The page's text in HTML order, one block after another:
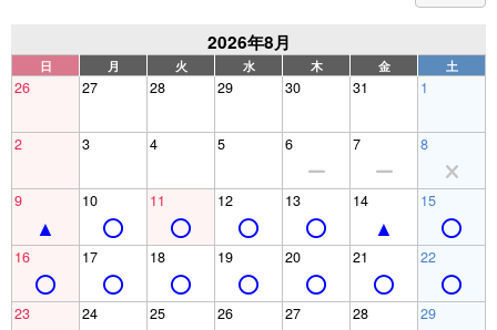
2026年8月
日 月 火 水 木 金 土
26 27 28 29 30 31 1
2 3 4 5 6 7 8
9 10 11 12 13 14 15
16 17 18 19 20 21 22
23 24 25 26 27 28 29